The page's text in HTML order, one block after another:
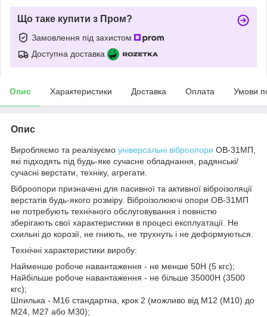
Що таке купити з Пром?
Замовлення під захистом
Доступна доставка
Опис Характеристики Доставка Оплата Умови
Опис
Виробляємо та реалізуємо універсальні віброопори ОВ-31МП,
які підходять під будь-яке сучасне обладнання, радянські/
сучасні верстати, техніку, агрегати.
Віброопори призначені для пасивної та активної віброізоляції
верстатів будь-якого розміру. Віброізолюючі опори ОВ-31МП
не потребують технічного обслуговування і повністю
зберігають свої характеристики в процесі експлуатації. Не
схильні до корозії, не гниють, не трухнуть і не деформуються.
Технічні характеристики виробу:
Найменше робоче навантаження - не менше 50Н (5 кгс);
Найбільше робоче навантаження - не більше 35000Н (3500
кгс);
Шпилька - М16 стандартна, крок 2 (можливо від М12 (М10) до
М24, М27 або М30);